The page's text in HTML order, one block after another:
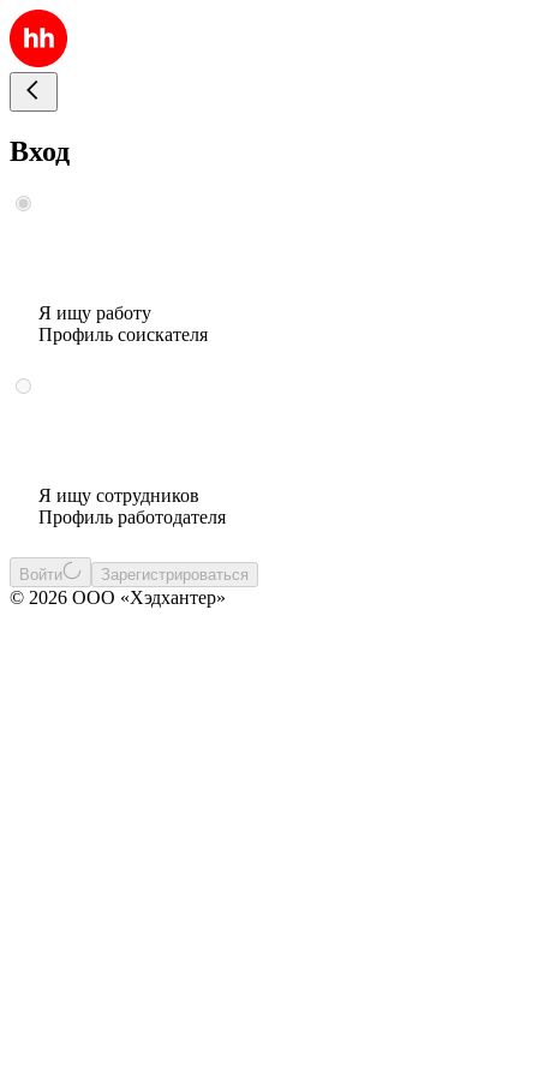
Вход
Я ищу работу
Профиль соискателя
Я ищу сотрудников
Профиль работодателя
Войти Зарегистрироваться
© 2026 ООО «Хэдхантер»